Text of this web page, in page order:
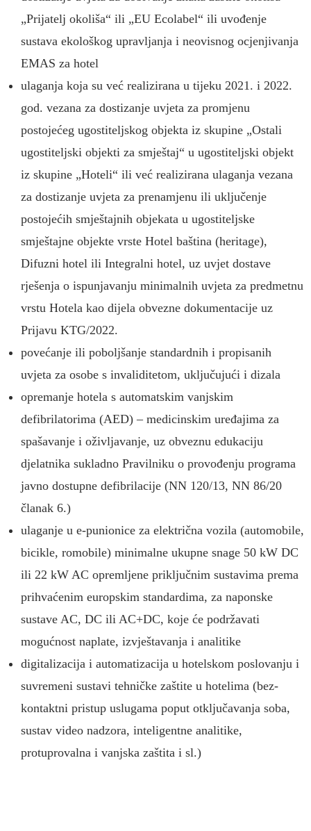
„Prijatelj okoliša“ ili „EU Ecolabel“ ili uvođenje
sustava ekološkog upravljanja i neovisnog ocjenjivanja
EMAS za hotel
ulaganja koja su već realizirana u tijeku 2021. i 2022.
god. vezana za dostizanje uvjeta za promjenu
postojećeg ugostiteljskog objekta iz skupine „Ostali
ugostiteljski objekti za smještaj“ u ugostiteljski objekt
iz skupine „Hoteli“ ili već realizirana ulaganja vezana
za dostizanje uvjeta za prenamjenu ili uključenje
postojećih smještajnih objekata u ugostiteljske
smještajne objekte vrste Hotel baština (heritage),
Difuzni hotel ili Integralni hotel, uz uvjet dostave
rješenja o ispunjavanju minimalnih uvjeta za predmetnu
vrstu Hotela kao dijela obvezne dokumentacije uz
Prijavu KTG/2022.
povećanje ili poboljšanje standardnih i propisanih
uvjeta za osobe s invaliditetom, uključujući i dizala
opremanje hotela s automatskim vanjskim
defibrilatorima (AED) – medicinskim uređajima za
spašavanje i oživljavanje, uz obveznu edukaciju
djelatnika sukladno Pravilniku o provođenju programa
javno dostupne defibrilacije (NN 120/13, NN 86/20
članak 6.)
ulaganje u e-punionice za električna vozila (automobile,
bicikle, romobile) minimalne ukupne snage 50 kW DC
ili 22 kW AC opremljene priključnim sustavima prema
prihvaćenim europskim standardima, za naponske
sustave AC, DC ili AC+DC, koje će podržavati
mogućnost naplate, izvještavanja i analitike
digitalizacija i automatizacija u hotelskom poslovanju i
suvremeni sustavi tehničke zaštite u hotelima (bez-
kontaktni pristup uslugama poput otključavanja soba,
sustav video nadzora, inteligentne analitike,
protuprovalna i vanjska zaštita i sl.)